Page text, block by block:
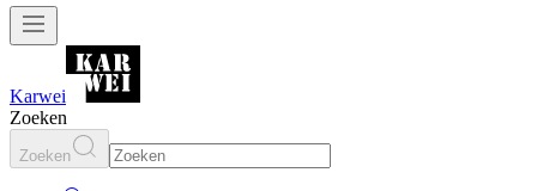
Karwei
Zoeken
Zoeken